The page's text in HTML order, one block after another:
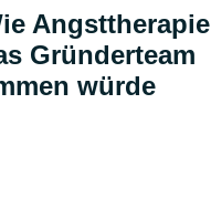
Angsttherapie
Gründerteam
würde